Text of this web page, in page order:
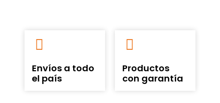
Envíos a todo
el país
Productos
con garantía